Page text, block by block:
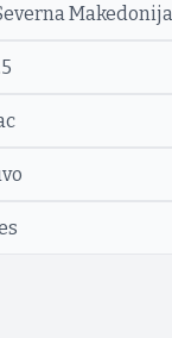
Makedonija